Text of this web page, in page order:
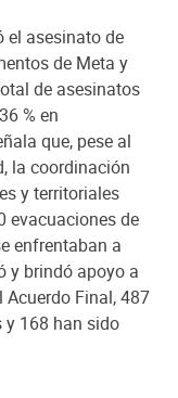
el asesinato de
de Meta y
de asesinatos
% en
que, pese al
la coordinación
y territoriales
evacuaciones de
enfrentaban a
y brindó apoyo a
Final, 487
y 168 han sido